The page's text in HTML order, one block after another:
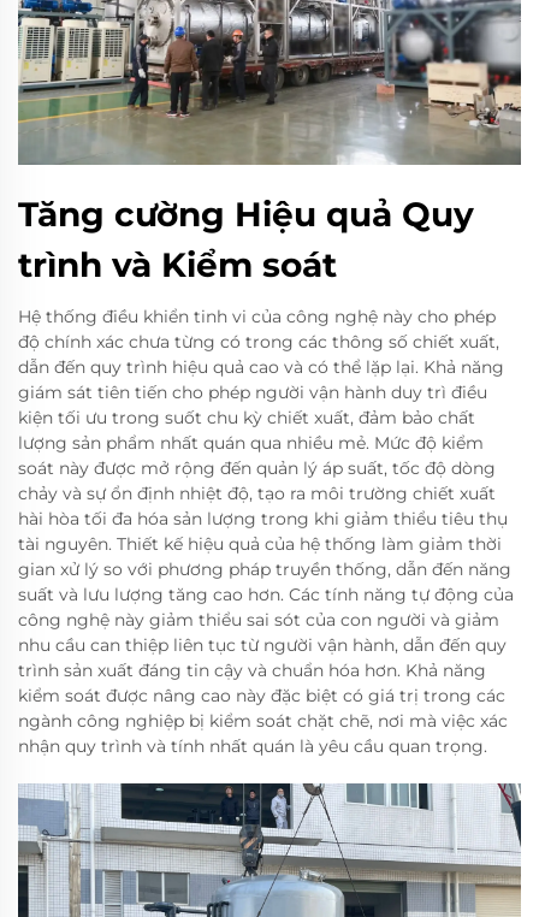
Tăng cường Hiệu quả Quy
trình và Kiểm soát
Hệ thống điều khiển tinh vi của công nghệ này cho phép
độ chính xác chưa từng có trong các thông số chiết xuất,
dẫn đến quy trình hiệu quả cao và có thể lặp lại. Khả năng
giám sát tiên tiến cho phép người vận hành duy trì điều
kiện tối ưu trong suốt chu kỳ chiết xuất, đảm bảo chất
lượng sản phẩm nhất quán qua nhiều mẻ. Mức độ kiểm
soát này được mở rộng đến quản lý áp suất, tốc độ dòng
chảy và sự ổn định nhiệt độ, tạo ra môi trường chiết xuất
hài hòa tối đa hóa sản lượng trong khi giảm thiểu tiêu thụ
tài nguyên. Thiết kế hiệu quả của hệ thống làm giảm thời
gian xử lý so với phương pháp truyền thống, dẫn đến năng
suất và lưu lượng tăng cao hơn. Các tính năng tự động của
công nghệ này giảm thiểu sai sót của con người và giảm
nhu cầu can thiệp liên tục từ người vận hành, dẫn đến quy
trình sản xuất đáng tin cậy và chuẩn hóa hơn. Khả năng
kiểm soát được nâng cao này đặc biệt có giá trị trong các
ngành công nghiệp bị kiểm soát chặt chẽ, nơi mà việc xác
nhận quy trình và tính nhất quán là yêu cầu quan trọng.